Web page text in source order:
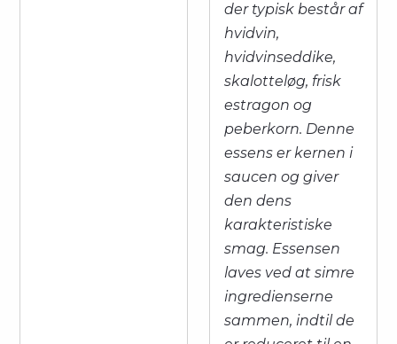
der typisk består af
hvidvin,
hvidvinseddike,
skalotteløg, frisk
estragon og
peberkorn. Denne
essens er kernen i
saucen og giver
den dens
karakteristiske
smag. Essensen
laves ved at simre
ingredienserne
sammen, indtil de